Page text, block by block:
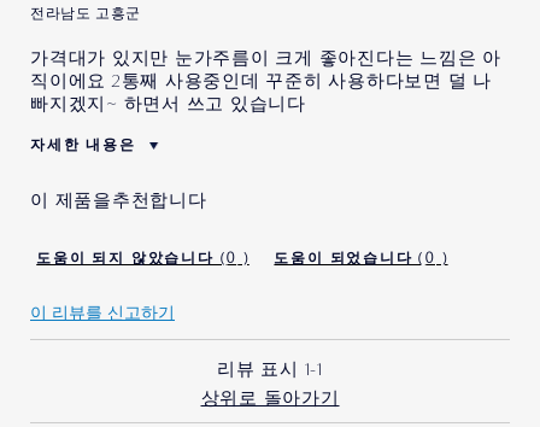
전라남도 고흥군
가격대가 있지만 눈가주름이 크게 좋아진다는 느낌은 아
직이에요 2통째 사용중인데 꾸준히 사용하다보면 덜 나
빠지겠지~ 하면서 쓰고 있습니다
자세한 내용은
이 제품을 처음 사용 해 봅니
나이
45세~54세
피부 고민
에스티 로더 제품을 사용하신
2 - 5 년
이 제품을추천합니다
0 0
이 리뷰를 신고하기
리뷰 표시 1-1
상위로 돌아가기